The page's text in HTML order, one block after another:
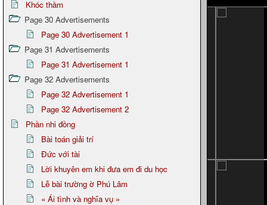
Khóc thầm
Page 30 Advertisements
Page 30 Advertisement 1
Page 31 Advertisements
Page 31 Advertisement 1
Page 32 Advertisements
Page 32 Advertisement 1
Page 32 Advertisement 2
Phần nhi đồng
Bài toán giải trí
Đức với tài
Lời khuyên em khi đưa em đi du học
Lễ bài trường ờ Phú Lâm
« Ái tình và nghĩa vụ »